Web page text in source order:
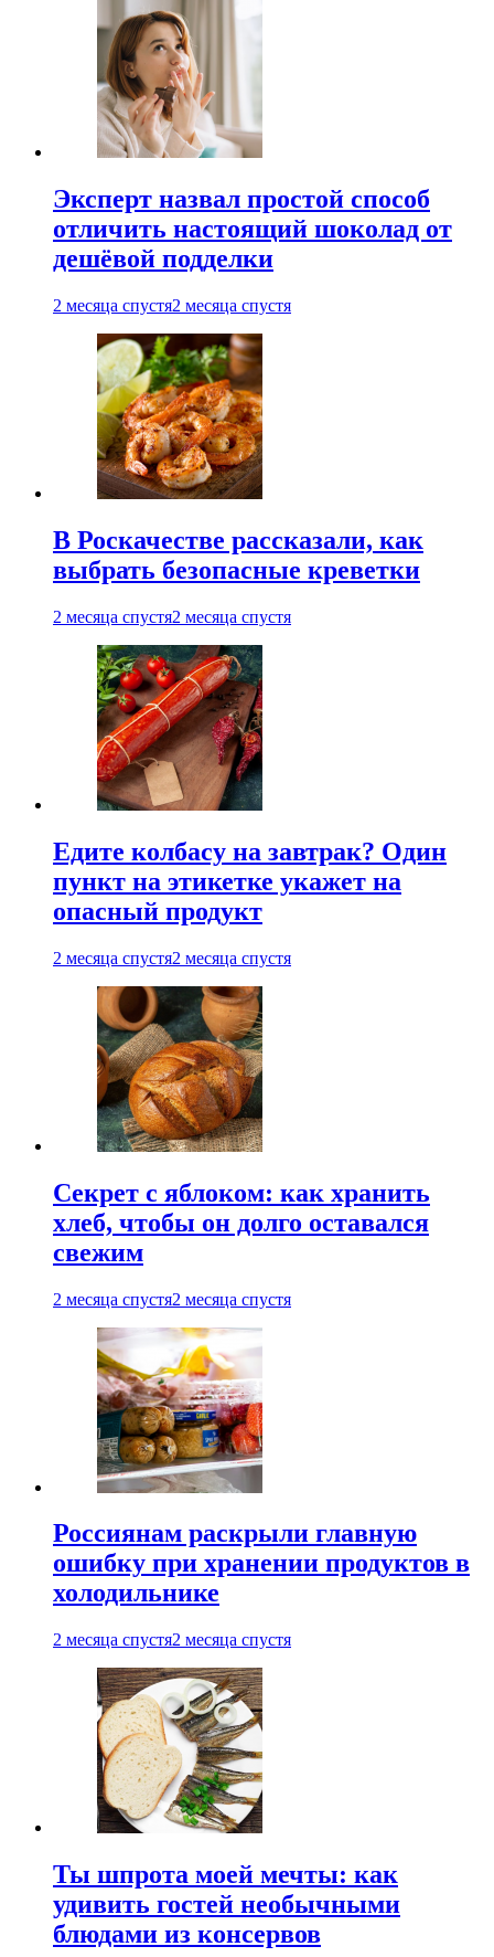
Эксперт назвал простой способ
отличить настоящий шоколад от
дешёвой подделки
2 месяца спустя2 месяца спустя
В Роскачестве рассказали, как
выбрать безопасные креветки
2 месяца спустя2 месяца спустя
Едите колбасу на завтрак? Один
пункт на этикетке укажет на
опасный продукт
2 месяца спустя2 месяца спустя
Секрет с яблоком: как хранить
хлеб, чтобы он долго оставался
свежим
2 месяца спустя2 месяца спустя
Россиянам раскрыли главную
ошибку при хранении продуктов в
холодильнике
2 месяца спустя2 месяца спустя
Ты шпрота моей мечты: как
удивить гостей необычными
блюдами из консервов